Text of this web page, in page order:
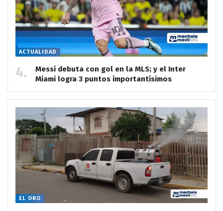
ACTUALIDAD
Messi debuta con gol en la MLS; y el Inter
Miami logra 3 puntos importantísimos
EL ORO